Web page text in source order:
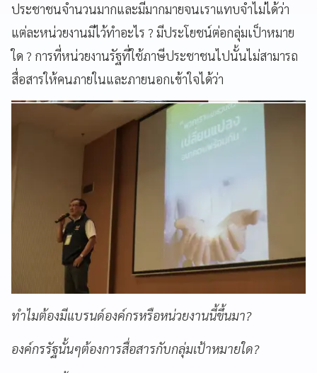
ประชาชนจำนวนมากและมีมากมายจนเราแทบจำไม่ได้ว่า
แต่ละหน่วยงานมีไว้ทำอะไร ? มีประโยชน์ต่อกลุ่มเป็าหมาย
ใด ? การที่หน่วยงานรัฐที่ใช้ภาษีประชาชนไปนั้นไม่สามารถ
สื่อสารให้คนภายในและภายนอกเข้าใจได้ว่า
ทำไมต้องมีแบรนด์องค์กรหรือหน่วยงานนี้ขึ้นมา?
องค์กรรัฐนั้นๆต้องการสื่อสารกับกลุ่มเป้าหมายใด?